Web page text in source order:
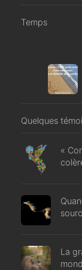
Temps
Quelques
«
La